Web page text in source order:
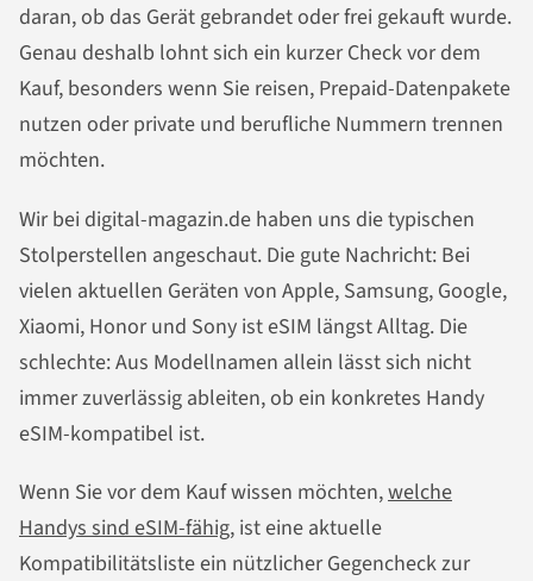
daran, ob das Gerät gebrandet oder frei gekauft wurde.
Genau deshalb lohnt sich ein kurzer Check vor dem
Kauf, besonders wenn Sie reisen, Prepaid-Datenpakete
nutzen oder private und berufliche Nummern trennen
möchten.
Wir bei digital-magazin.de haben uns die typischen
Stolperstellen angeschaut. Die gute Nachricht: Bei
vielen aktuellen Geräten von Apple, Samsung, Google,
Xiaomi, Honor und Sony ist eSIM längst Alltag. Die
schlechte: Aus Modellnamen allein lässt sich nicht
immer zuverlässig ableiten, ob ein konkretes Handy
eSIM-kompatibel ist.
Wenn Sie vor dem Kauf wissen möchten,welche
Handys sind eSIM-fähig, ist eine aktuelle
Kompatibilitätsliste ein nützlicher Gegencheck zur